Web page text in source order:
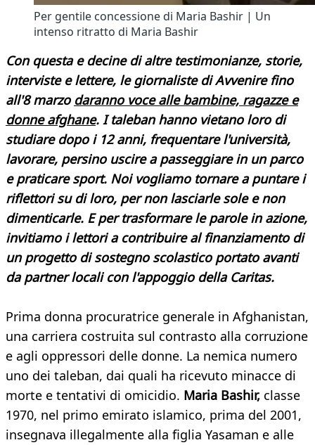
Per gentile concessione di Maria Bashir | Un
intenso ritratto di Maria Bashir
Con questa e decine di altre testimonianze, storie,
interviste e lettere, le giornaliste di Avvenire fino
all'8 marzo daranno voce alle bambine, ragazze e
donne afghane. I taleban hanno vietano loro di
studiare dopo i 12 anni, frequentare l'università,
lavorare, persino uscire a passeggiare in un parco
e praticare sport. Noi vogliamo tornare a puntare i
riflettori su di loro, per non lasciarle sole e non
dimenticarle. E per trasformare le parole in azione,
invitiamo i lettori a contribuire al finanziamento di
un progetto di sostegno scolastico portato avanti
da partner locali con l'appoggio della Caritas.
Prima donna procuratrice generale in Afghanistan,
una carriera costruita sul contrasto alla corruzione
e agli oppressori delle donne. La nemica numero
uno dei taleban, dai quali ha ricevuto minacce di
morte e tentativi di omicidio. Maria Bashir, classe
1970, nel primo emirato islamico, prima del 2001,
insegnava illegalmente alla figlia Yasaman e alle